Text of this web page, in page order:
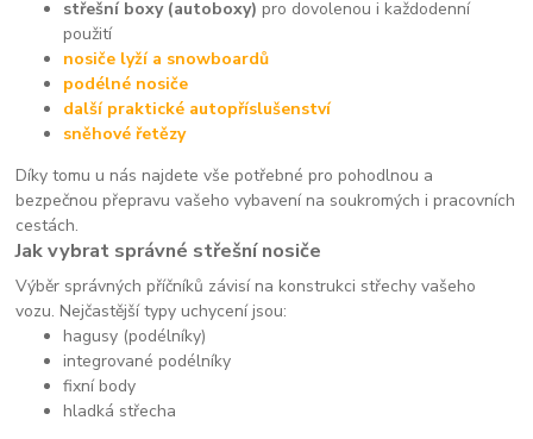
střešní boxy (autoboxy) pro dovolenou i každodenní
použití
nosiče lyží a snowboardů
podélné nosiče
další praktické autopříslušenství
sněhové řetězy
Díky tomu u nás najdete vše potřebné pro pohodlnou a
bezpečnou přepravu vašeho vybavení na soukromých i pracovních
cestách.
Jak vybrat správné střešní nosiče
Výběr správných příčníků závisí na konstrukci střechy vašeho
vozu. Nejčastější typy uchycení jsou:
hagusy (podélníky)
integrované podélníky
fixní body
hladká střecha